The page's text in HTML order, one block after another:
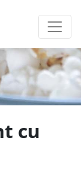
cu